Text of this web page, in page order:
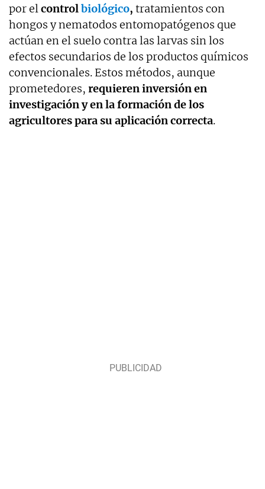
por elcontrolbiológico, tratamientos con
hongos y nematodos entomopatógenos que
actúan en el suelo contra las larvas sin los
efectos secundarios de los productos químicos
convencionales. Estos métodos, aunque
prometedores, requieren inversión en
investigación y en la formación de los
agricultores para su aplicación correcta.